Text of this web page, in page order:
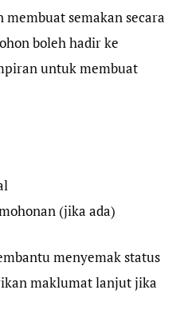
semakan secara
boleh hadir ke
untuk membuat
(jika ada)
menyemak status
maklumat lanjut jika